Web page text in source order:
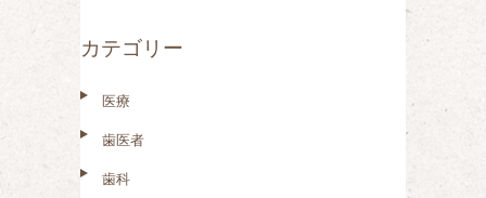
カテゴリー
医療
歯医者
歯科